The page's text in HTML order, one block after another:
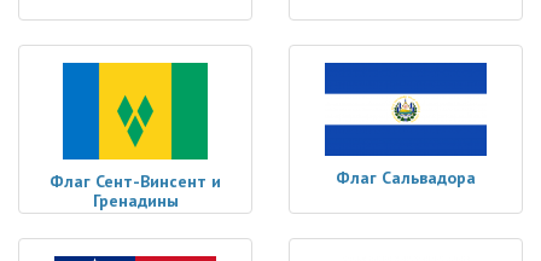
Флаг Сент-Винсент и
Гренадины
Флаг Сальвадора